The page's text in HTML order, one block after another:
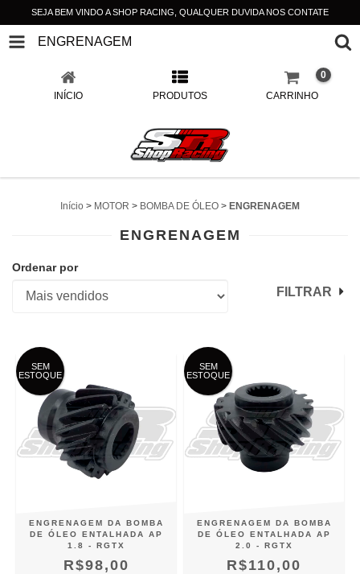
SEJA BEM VINDO A SHOP RACING, QUALQUER DUVIDA NOS CONTATE
ENGRENAGEM
INÍCIO PRODUTOS CARRINHO
0
Início > MOTOR > BOMBA DE ÓLEO > ENGRENAGEM
ENGRENAGEM
Ordenar por
FILTRAR
SEM
ESTOQUE
ENGRENAGEM DA BOMBA
DE ÓLEO ENTALHADA AP
1.8 - RGTX
R$98,00
SEM
ESTOQUE
ENGRENAGEM DA BOMBA
DE ÓLEO ENTALHADA AP
2.0 - RGTX
R$110,00